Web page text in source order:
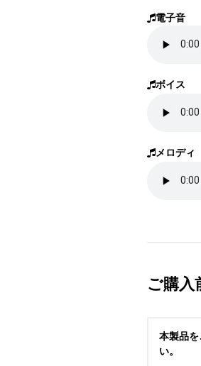
電子音
ボイス
メロディ
ご購入
本製品
い。